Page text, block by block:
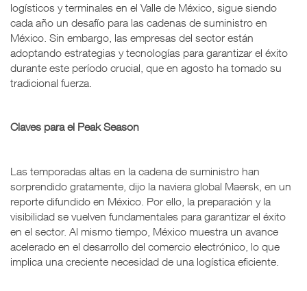
logísticos y terminales en el Valle de México, sigue siendo
cada año un desafío para las cadenas de suministro en
México. Sin embargo, las empresas del sector están
adoptando estrategias y tecnologías para garantizar el éxito
durante este período crucial, que en agosto ha tomado su
tradicional fuerza.
Claves para el Peak Season
Las temporadas altas en la cadena de suministro han
sorprendido gratamente, dijo la naviera global Maersk, en un
reporte difundido en México. Por ello, la preparación y la
visibilidad se vuelven fundamentales para garantizar el éxito
en el sector. Al mismo tiempo, México muestra un avance
acelerado en el desarrollo del comercio electrónico, lo que
implica una creciente necesidad de una logística eficiente.